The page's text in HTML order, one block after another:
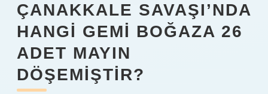
ÇANAKKALE SAVAŞI’NDA
HANGI GEMI BOĞAZA 26
ADET MAYIN
DÖŞEMIŞTIR?